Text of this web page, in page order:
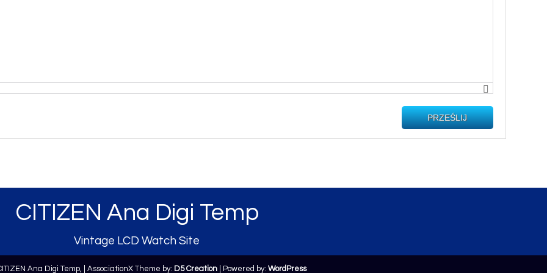
PRZEŚLIJ
CITIZEN Ana Digi Temp
Vintage LCD Watch Site
Ana Digi Temp, | AssociationX Theme by: D5 Creation| Powered by: WordPress